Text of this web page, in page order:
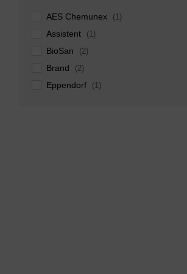
AES Chemunex (1)
Assistent (1)
BioSan (2)
Brand (2)
Eppendorf (1)